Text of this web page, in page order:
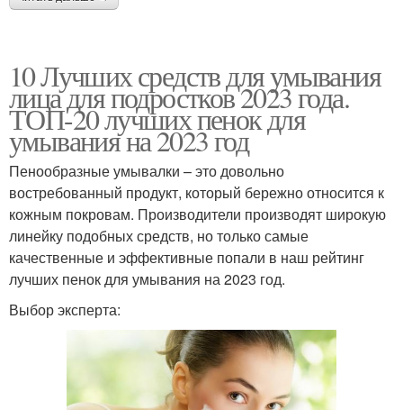
10 Лучших средств для умывания
лица для подростков 2023 года.
ТОП-20 лучших пенок для
умывания на 2023 год
Пенообразные умывалки – это довольно
востребованный продукт, который бережно относится к
кожным покровам. Производители производят широкую
линейку подобных средств, но только самые
качественные и эффективные попали в наш рейтинг
лучших пенок для умывания на 2023 год.
Выбор эксперта: